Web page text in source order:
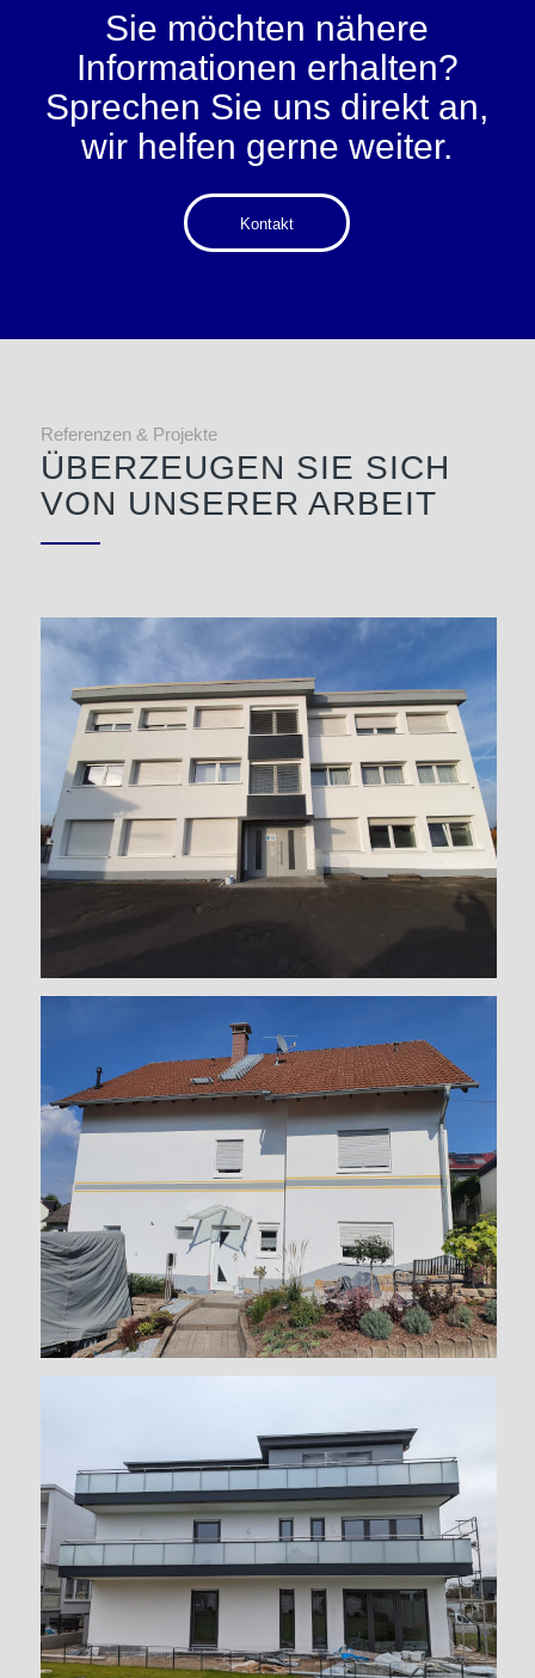
Sie möchten nähere
Informationen erhalten?
Sprechen Sie uns direkt an,
wir helfen gerne weiter.
Kontakt
Referenzen & Projekte
ÜBERZEUGEN SIE SICH
VON UNSERER ARBEIT